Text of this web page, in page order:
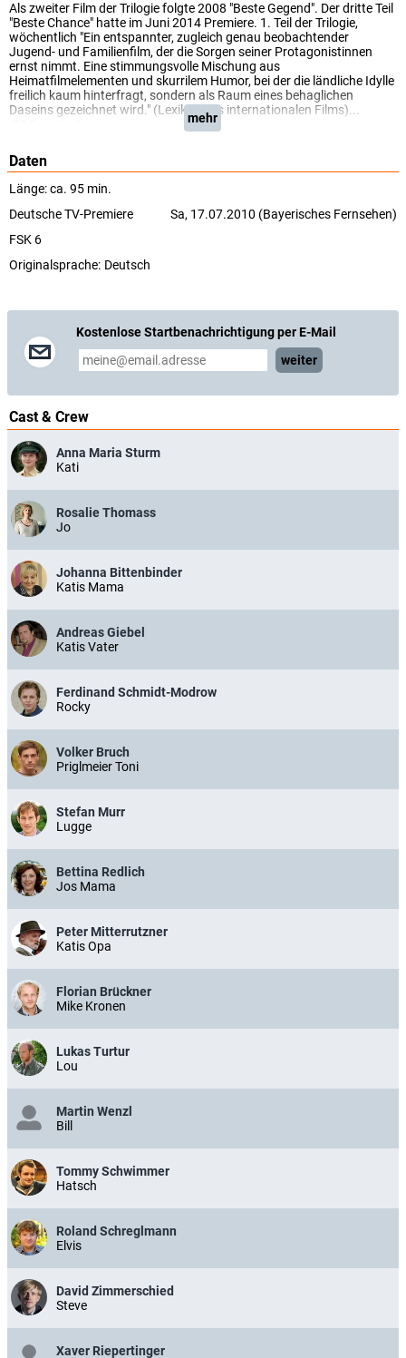
Als zweiter Film der Trilogie folgte 2008 "Beste Gegend". Der dritte Teil
"Beste Chance" hatte im Juni 2014 Premiere. 1. Teil der Trilogie,
wöchentlich "Ein entspannter, zugleich genau beobachtender
Jugend- und Familienfilm, der die Sorgen seiner Protagonistinnen
ernst nimmt. Eine stimmungsvolle Mischung aus
Heimatfilmelementen und skurrilem Humor, bei der die ländliche Idylle
freilich kaum hinterfragt, sondern als Raum eines behaglichen
Daseins gezeichnet wird." (Lexikon des internationalen Films)...
mehr
Daten
Länge: ca. 95 min.
Deutsche TV-Premiere
Sa, 17.07.2010 (Bayerisches Fernsehen)
FSK 6
Originalsprache: Deutsch
Kostenlose Startbenachrichtigung per E-Mail
weiter
Cast & Crew
Anna Maria Sturm
Kati
Rosalie Thomass
Jo
Johanna Bittenbinder
Katis Mama
Andreas Giebel
Katis Vater
Ferdinand Schmidt-Modrow
Rocky
Volker Bruch
Priglmeier Toni
Stefan Murr
Lugge
Bettina Redlich
Jos Mama
Peter Mitterrutzner
Katis Opa
Florian Brückner
Mike Kronen
Lukas Turtur
Lou
Martin Wenzl
Bill
Tommy Schwimmer
Hatsch
Roland Schreglmann
Elvis
David Zimmerschied
Steve
Xaver Riepertinger